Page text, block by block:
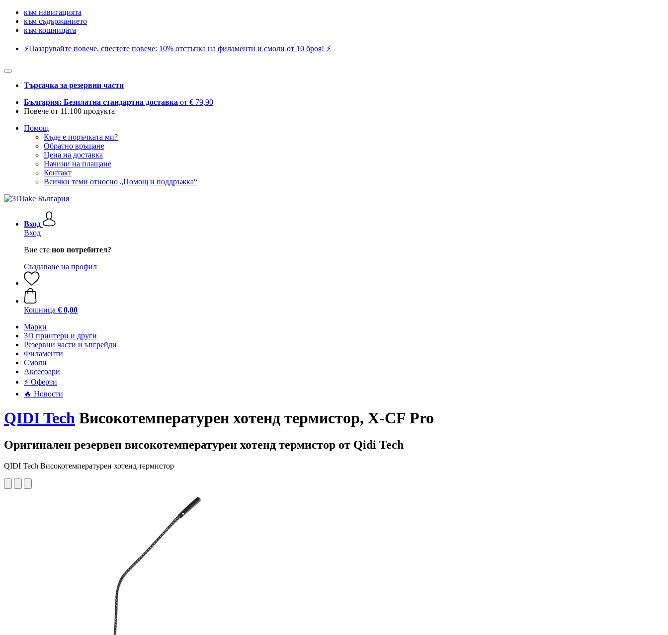
към навигацията
към съдържанието
към кошницата
⚡️Пазарувайте повече, спестете повече: 10% отстъпка на филаменти и смоли от 10 броя! ⚡️
Търсачка за резервни части
България: Безплатна стандартна доставка от € 79,90
Повече от 11.100 продукта
Помощ
Къде е поръчката ми?
Обратно връщане
Цена на доставка
Начини на плащане
Контакт
Всички теми относно „Помощ и поддръжка“
Вход
Вход
Вие сте нов потребител?
Създаване на профил
Кошница € 0,00
Mарки
3D принтери и други
Резервни части и ъпгрейди
Филаменти
Смоли
Аксесоари
⚡ Оферти
🔥 Новости
QIDI Tech Високотемпературен хотенд термистор, X-CF Pro
Оригинален резервен високотемпературен хотенд термистор от Qidi Tech
QIDI Tech Високотемпературен хотенд термистор